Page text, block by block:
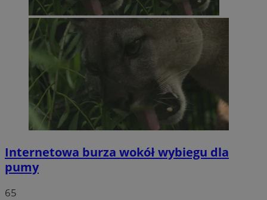
Internetowa burza wokół wybiegu dla
pumy
65